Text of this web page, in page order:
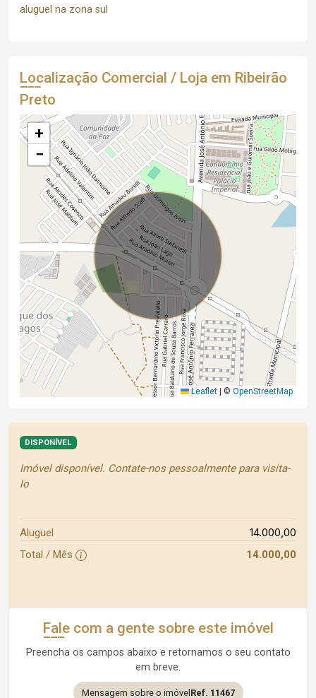
aluguel na zona sul
Localização Comercial / Loja em Ribeirão
Preto
+
−
Leaflet © OpenStreetMap
DISPONÍVEL
Imóvel disponível. Contate-nos pessoalmente para visita-
lo
Aluguel 14.000,00
Total / Mês 14.000,00
Fale com a gente sobre este imóvel
Preencha os campos abaixo e retornamos o seu contato
em breve.
Mensagem sobre o imóvel Ref. 11467